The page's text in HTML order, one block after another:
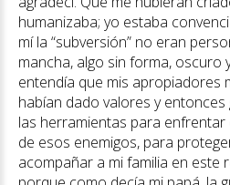
humanizaba; yo estaba
mí la “subversión” no eran
mancha, algo sin forma, oscuro
entendía que mis apropiadores
habían dado valores y
las herramientas para
de esos enemigos, para
acompañar a mi familia en este